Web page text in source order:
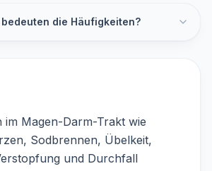
bedeuten die Häufigkeiten?
im Magen-Darm-Trakt wie
Sodbrennen, Übelkeit,
und Durchfall